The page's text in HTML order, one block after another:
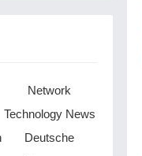
Network
Technology News
Deutsche